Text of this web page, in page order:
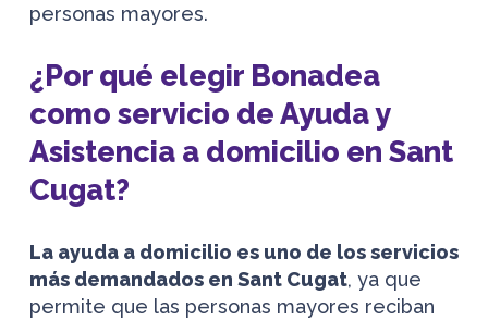
personas mayores.
¿Por qué elegir Bonadea
como servicio de Ayuda y
Asistencia a domicilio en Sant
Cugat?
La ayuda a domicilio es uno de los servicios
más demandados en Sant Cugat, ya que
permite que las personas mayores reciban